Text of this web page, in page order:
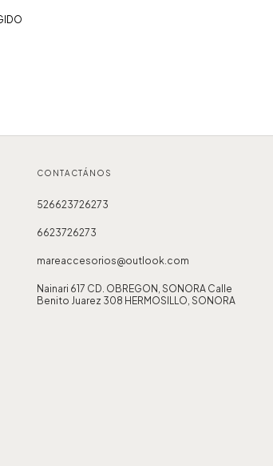
CONTACTÁNOS
526623726273
6623726273
mareaccesorios@outlook.com
Nainari 617 CD. OBREGON, SONORA Calle
Benito Juarez 308 HERMOSILLO, SONORA